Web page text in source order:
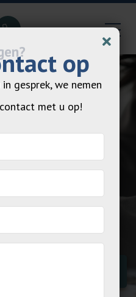
op
gesprek, we nemen
met u op!